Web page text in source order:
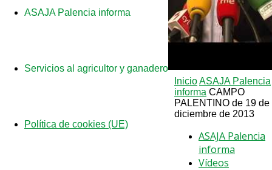
ASAJA Palencia informa
Servicios al agricultor y ganadero
Política de cookies (UE)
InicioASAJA Palencia
informa CAMPO
PALENTINO de 19 de
diciembre de 2013
ASAJA Palencia
informa
Vídeos